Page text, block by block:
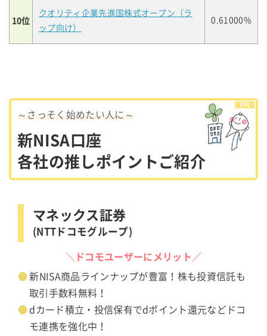
10位
クオリティ企業先進国株式オープン（ラ
ップ向け）
0.61000%
～さっそく始めたい人に～
新NISA口座
各社の推しポイントご紹介
マネックス証券
(NTTドコモグループ)
＼ドコモユーザーにメリット／
新NISA商品ラインナップが豊富！株も投資信託も
取引手数料無料！
dカード積立・投信保有でdポイント還元などドコ
モ連携を強化中！